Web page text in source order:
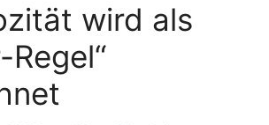
wird als
Regel“